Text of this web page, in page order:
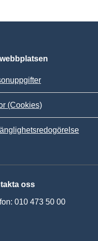
(Cookies)
oss
010 473 50 00